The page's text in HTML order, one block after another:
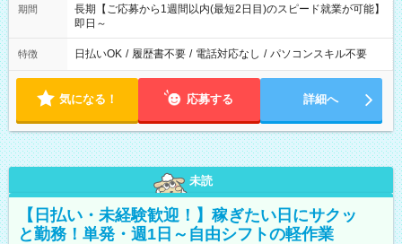
期間
長期【ご応募から1週間以内(最短2日目)のスピード就業が可能】
即日～
特徴 日払いOK / 履歴書不要 / 電話対応なし / パソコンスキル不要
気になる！ 応募する 詳細へ
未読
【日払い・未経験歓迎！】稼ぎたい日にサクッ
と勤務！単発・週1日～自由シフトの軽作業